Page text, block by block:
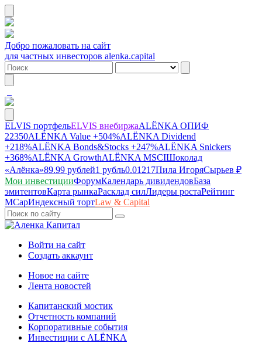
Добро пожаловать на сайт
для частных инвесторов alenka.capital
ELVIS портфельELVIS внебиржаALЁNKA ОПИФ
22350ALЁNKA Value +504%ALЁNKA Dividend
+218%ALЁNKA Bonds&Stocks +247%ALЁNKA Snickers
+368%ALЁNKA GrowthALЁNKA MSCIШоколад
«Алёнка»89.99 рублей1 рубль0.01217Пила ИгоряСырьев ₽
Мои инвестицииФорумКалендарь дивидендовБаза
эмитентовКарта рынкаРасклад силЛидеры ростаРейтинг
MCapИндексный тортLaw & Capital
Войти на сайт
Создать аккаунт
Новое на сайте
Лента новостей
Капитанский мостик
Отчетность компаний
Корпоративные события
Инвестиции с ALЁNKA